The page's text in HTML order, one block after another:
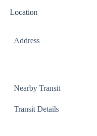
Location
Address
Nearby Transit
Transit Details